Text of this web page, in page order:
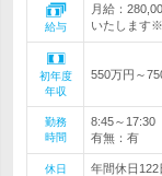
給与
月給：
いたします
初年度
年収
550万円～
勤務
時間
8:45～17:30
有無：有
休日
年間休日122